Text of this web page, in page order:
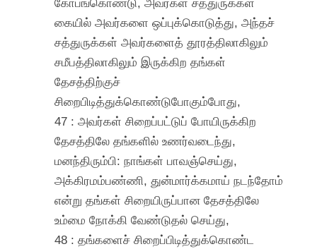
கையில் அவர்களை ஒப்புக்கொடுத்து, அந்தச்
சத்துருக்கள் அவர்களைத் தூரத்திலாகிலும்
சமீபத்திலாகிலும் இருக்கிற தங்கள்
தேசத்திற்குச்
சிறைபிடித்துக்கொண்டுபோகும்போது,
47 : அவர்கள் சிறைப்பட்டுப் போயிருக்கிற
தேசத்திலே தங்களில் உணர்வடைந்து,
மனந்திரும்பி: நாங்கள் பாவஞ்செய்து,
அக்கிரமம்பண்ணி, துன்மார்க்கமாய் நடந்தோம்
என்று தங்கள் சிறையிருப்பான தேசத்திலே
உம்மை நோக்கி வேண்டுதல் செய்து,
48 : தங்களைச் சிறைப்பிடித்துக்கொண்ட